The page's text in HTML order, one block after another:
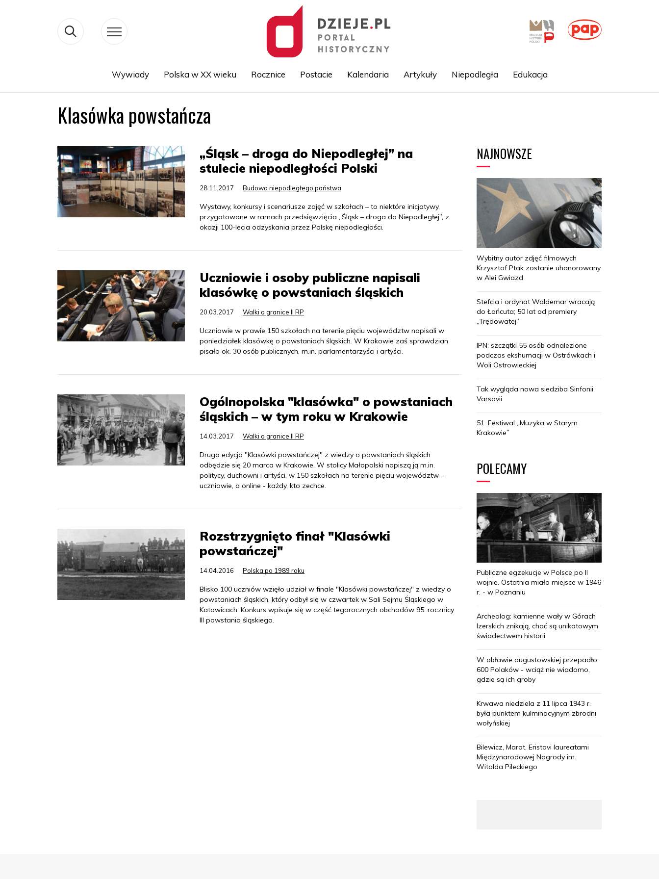
Wywiady Polska w XX wieku Rocznice Postacie Kalendaria Artykuły Niepodległa Edukacja
Klasówka powstańcza
„Śląsk – droga do Niepodległej” na
stulecie niepodległości Polski
28.11.2017 Budowa niepodległego państwa
Wystawy, konkursy i scenariusze zajęć w szkołach – to niektóre inicjatywy,
przygotowane w ramach przedsięwzięcia „Śląsk – droga do Niepodległej”, z
okazji 100-lecia odzyskania przez Polskę niepodległości.
Uczniowie i osoby publiczne napisali
klasówkę o powstaniach śląskich
20.03.2017 Walki o granice II RP
Uczniowie w prawie 150 szkołach na terenie pięciu województw napisali w
poniedziałek klasówkę o powstaniach śląskich. W Krakowie zaś sprawdzian
pisało ok. 30 osób publicznych, m.in. parlamentarzyści i artyści.
Ogólnopolska "klasówka" o powstaniach
śląskich – w tym roku w Krakowie
14.03.2017 Walki o granice II RP
Druga edycja "Klasówki powstańczej" z wiedzy o powstaniach śląskich
odbędzie się 20 marca w Krakowie. W stolicy Małopolski napiszą ją m.in.
politycy, duchowni i artyści, w 150 szkołach na terenie pięciu województw –
uczniowie, a online - każdy, kto zechce.
Rozstrzygnięto finał "Klasówki
powstańczej"
14.04.2016 Polska po 1989 roku
Blisko 100 uczniów wzięło udział w finale "Klasówki powstańczej" z wiedzy o
powstaniach śląskich, który odbył się w czwartek w Sali Sejmu Śląskiego w
Katowicach. Konkurs wpisuje się w część tegorocznych obchodów 95. rocznicy
III powstania śląskiego.
NAJNOWSZE
Wybitny autor zdjęć filmowych
Krzysztof Ptak zostanie uhonorowany
w Alei Gwiazd
Stefcia i ordynat Waldemar wracają
do Łańcuta; 50 lat od premiery
„Trędowatej”
IPN: szczątki 55 osób odnalezione
podczas ekshumacji w Ostrówkach i
Woli Ostrowieckiej
Tak wygląda nowa siedziba Sinfonii
Varsovii
51. Festiwal „Muzyka w Starym
Krakowie”
POLECAMY
Publiczne egzekucje w Polsce po II
wojnie. Ostatnia miała miejsce w 1946
r. - w Poznaniu
Archeolog: kamienne wały w Górach
Izerskich znikają, choć są unikatowym
świadectwem historii
W obławie augustowskiej przepadło
600 Polaków - wciąż nie wiadomo,
gdzie są ich groby
Krwawa niedziela z 11 lipca 1943 r.
była punktem kulminacyjnym zbrodni
wołyńskiej
Bilewicz, Marat, Eristavi laureatami
Międzynarodowej Nagrody im.
Witolda Pileckiego